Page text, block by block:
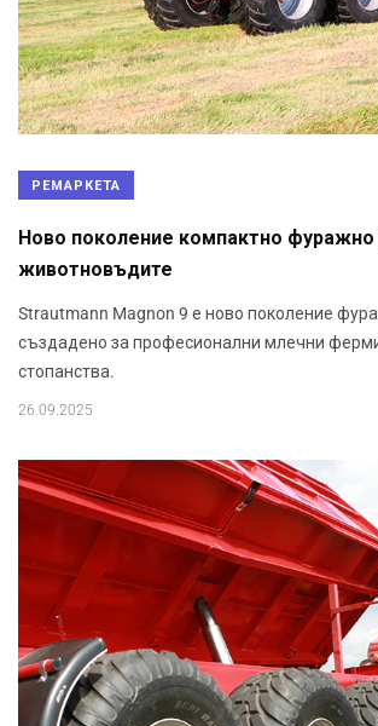
РЕМАРКЕТА
Ново поколение компактно
животновъдите
Strautmann Magnon 9 е ново поколение
създадено за професионални млечни
стопанства.
26.09.2025